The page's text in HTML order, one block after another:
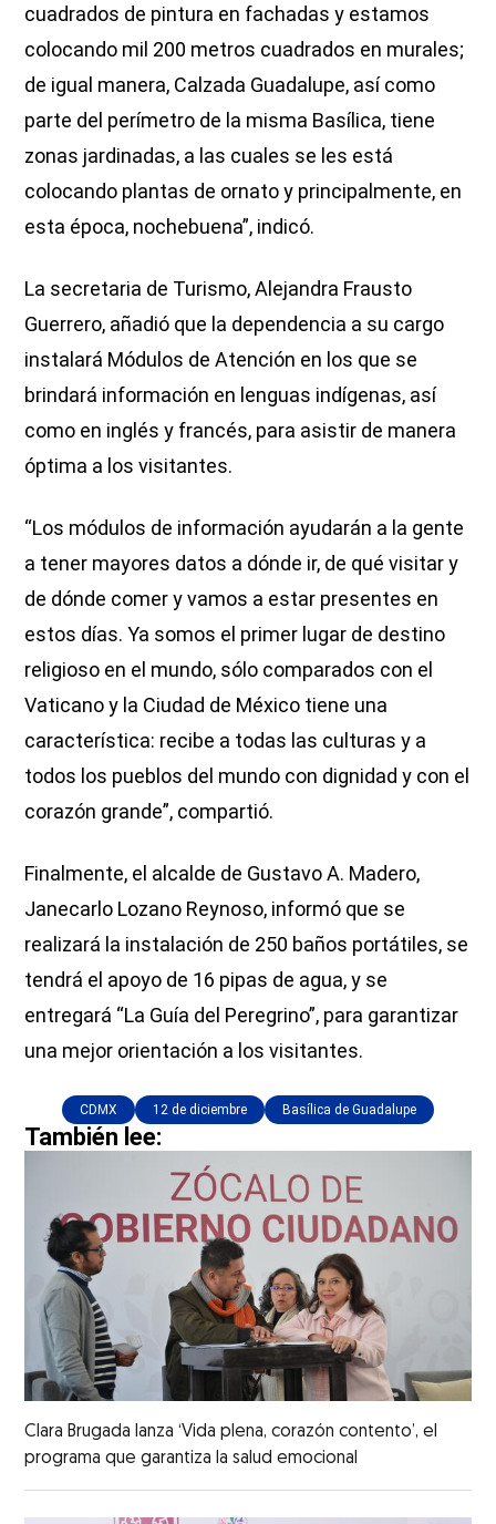
cuadrados de pintura en fachadas y estamos
colocando mil 200 metros cuadrados en murales;
de igual manera, Calzada Guadalupe, así como
parte del perímetro de la misma Basílica, tiene
zonas jardinadas, a las cuales se les está
colocando plantas de ornato y principalmente, en
esta época, nochebuena”, indicó.
La secretaria de Turismo, Alejandra Frausto
Guerrero, añadió que la dependencia a su cargo
instalará Módulos de Atención en los que se
brindará información en lenguas indígenas, así
como en inglés y francés, para asistir de manera
óptima a los visitantes.
“Los módulos de información ayudarán a la gente
a tener mayores datos a dónde ir, de qué visitar y
de dónde comer y vamos a estar presentes en
estos días. Ya somos el primer lugar de destino
religioso en el mundo, sólo comparados con el
Vaticano y la Ciudad de México tiene una
característica: recibe a todas las culturas y a
todos los pueblos del mundo con dignidad y con el
corazón grande”, compartió.
Finalmente, el alcalde de Gustavo A. Madero,
Janecarlo Lozano Reynoso, informó que se
realizará la instalación de 250 baños portátiles, se
tendrá el apoyo de 16 pipas de agua, y se
entregará “La Guía del Peregrino”, para garantizar
una mejor orientación a los visitantes.
CDMX 12 de diciembre Basílica de Guadalupe
También lee:
Clara Brugada lanza ‘Vida plena, corazón contento’, el
programa que garantiza la salud emocional